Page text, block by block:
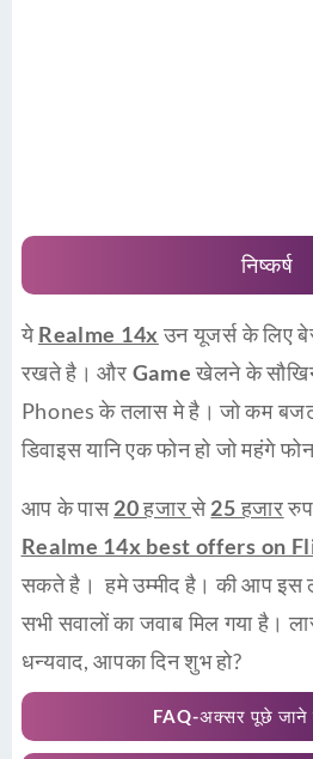
निष्कर्ष
येRealme 14x उन यूजर्स के लिए
रखते है। और Gameखेलने के
Phones के तलास मे है। जो कम बजट
डिवाइस यानि एक फोन हो जो महंगे
आप के पास20 हजारसे25 हजार
Realme 14x best offers on
सकते है। हमे उम्मीद है। की आप
सभी सवालों का जवाब मिल गया है।
धन्यवाद, आपका दिन शुभ हो?
FAQ-अक्सर पूछे जाने